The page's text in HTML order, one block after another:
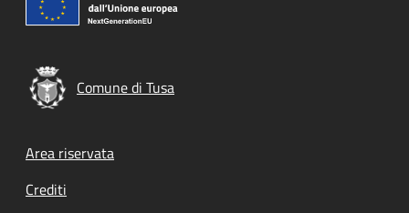
Comune di Tusa
Footer menu
Area riservata
Crediti